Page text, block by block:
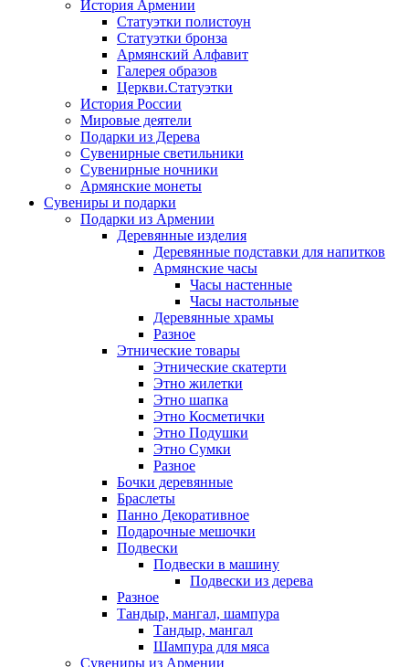
История Армении
Статуэтки полистоун
Статуэтки бронза
Армянский Алфавит
Галерея образов
Церкви.Статуэтки
История России
Мировые деятели
Подарки из Дерева
Сувенирные светильники
Сувенирные ночники
Армянские монеты
Сувениры и подарки
Подарки из Армении
Деревянные изделия
Деревянные подставки для напитков
Армянские часы
Часы настенные
Часы настольные
Деревянные храмы
Разное
Этнические товары
Этнические скатерти
Этно жилетки
Этно шапка
Этно Косметички
Этно Подушки
Этно Сумки
Разное
Бочки деревянные
Браслеты
Панно Декоративное
Подарочные мешочки
Подвески
Подвески в машину
Подвески из дерева
Разное
Тандыр, мангал, шампура
Тандыр, мангал
Шампура для мяса
Сувениры из Армении